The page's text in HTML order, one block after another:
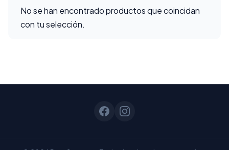
No se han encontrado productos que coincidan
con tu selección.